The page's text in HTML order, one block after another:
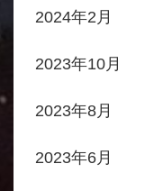
2024年2月
2023年10月
2023年8月
2023年6月